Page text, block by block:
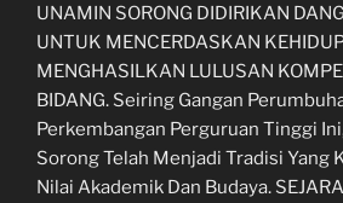
UNAMIN SORONG DIDIRIKAN
UNTUK MENCERDASKAN
MENGHASILKAN LULUSAN
BIDANG. Seiring Gangan
Perkembangan Perguruan Tinggi
Sorong Telah Menjadi Tradisi Yang
Nilai Akademik Dan Budaya.